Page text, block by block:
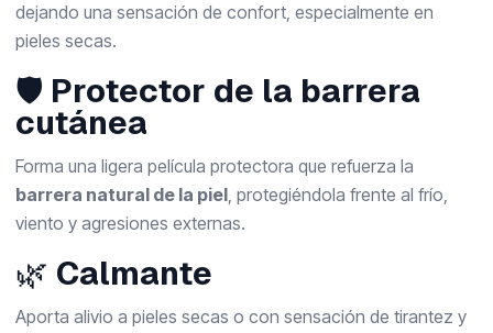
dejando una sensación de confort, especialmente en
pieles secas.
🛡️ Protector de la barrera
cutánea
Forma una ligera película protectora que refuerza la
barrera natural de la piel, protegiéndola frente al frío,
viento y agresiones externas.
🌿 Calmante
Aporta alivio a pieles secas o con sensación de tirantez y